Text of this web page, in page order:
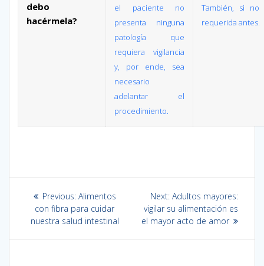
debo
hacérmela?
el paciente no
presenta ninguna
patología que
requiera vigilancia
y, por ende, sea
necesario
adelantar el
procedimiento.
También, si no
requerida antes.
Navegación
entradas
Previous: Previous
post:
Alimentos
con fibra para cuidar
nuestra salud intestinal
Next: Next
post:
Adultos mayores:
vigilar su alimentación es
el mayor acto de amor